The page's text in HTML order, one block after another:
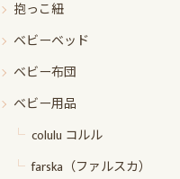
抱っこ紐
ベビーベッド
ベビー布団
ベビー用品
colulu コルル
farska（ファルスカ）